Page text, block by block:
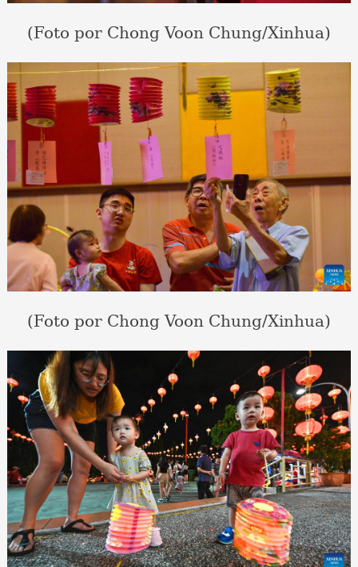
(Foto por Chong Voon Chung/Xinhua)
(Foto por Chong Voon Chung/Xinhua)